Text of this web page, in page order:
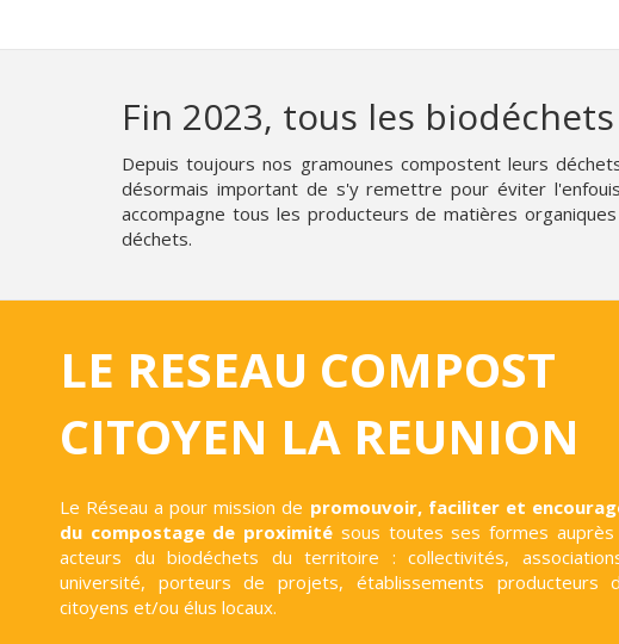
Fin 2023, tous les
Depuis toujours nos gramounes compostent leurs
désormais important de s'y remettre pour éviter
accompagne tous les producteurs de matières
déchets.
LE RESEAU COMPOST
CITOYEN LA REUNION
Le Réseau a pour mission de promouvoir, faciliter et
du compostage de proximité sous toutes ses formes
acteurs du biodéchets du territoire : collectivités,
université, porteurs de projets, établissements producteurs
citoyens et/ou élus locaux.